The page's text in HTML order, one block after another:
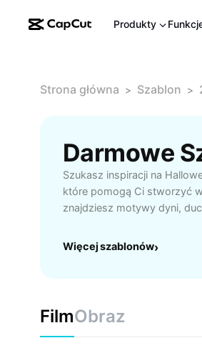
Produkty
Strona główna > Szablon >
Szukasz inspiracji na
które pomogą Ci stworzyć
znajdziesz motywy dyni,
gotowe wzory, łatwe do
Więcej szablonów›
FilmObraz